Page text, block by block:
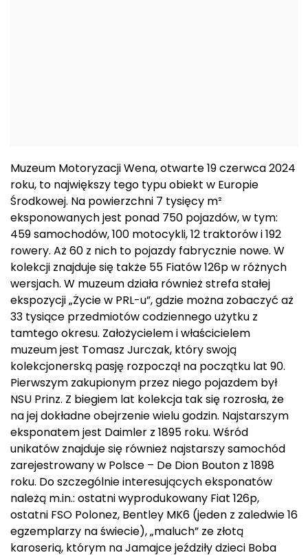
Muzeum Motoryzacji Wena, otwarte 19 czerwca 2024
roku, to największy tego typu obiekt w Europie
Środkowej. Na powierzchni 7 tysięcy m²
eksponowanych jest ponad 750 pojazdów, w tym:
459 samochodów, 100 motocykli, 12 traktorów i 192
rowery. Aż 60 z nich to pojazdy fabrycznie nowe. W
kolekcji znajduje się także 55 Fiatów 126p w różnych
wersjach. W muzeum działa również strefa stałej
ekspozycji „Życie w PRL-u”, gdzie można zobaczyć aż
33 tysiące przedmiotów codziennego użytku z
tamtego okresu. Założycielem i właścicielem
muzeum jest Tomasz Jurczak, który swoją
kolekcjonerską pasję rozpoczął na początku lat 90.
Pierwszym zakupionym przez niego pojazdem był
NSU Prinz. Z biegiem lat kolekcja tak się rozrosła, że
na jej dokładne obejrzenie wielu godzin. Najstarszym
eksponatem jest Daimler z 1895 roku. Wśród
unikatów znajduje się również najstarszy samochód
zarejestrowany w Polsce – De Dion Bouton z 1898
roku. Do szczególnie interesujących eksponatów
należą m.in.: ostatni wyprodukowany Fiat 126p,
ostatni FSO Polonez, Bentley MK6 (jeden z zaledwie 16
egzemplarzy na świecie), „maluch” ze złotą
karoserią, którym na Jamajce jeździły dzieci Boba